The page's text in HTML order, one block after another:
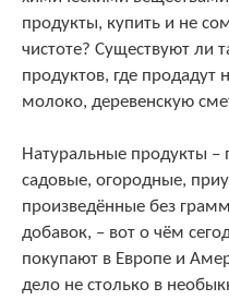
продукты, купить и не
чистоте? Существуют ли
продуктов, где продадут
молоко, деревенскую
Натуральные продукты –
садовые, огородные,
произведённые без
добавок, – вот о чём
покупают в Европе и
дело не столько в